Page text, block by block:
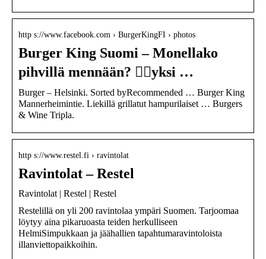
http s://www.facebook.com › BurgerKingFI › photos
Burger King Suomi – Monellako
pihvillä mennään? 👍🏻yksi …
Burger – Helsinki. Sorted byRecommended … Burger King
Mannerheimintie. Liekillä grillatut hampurilaiset … Burgers
& Wine Tripla.
http s://www.restel.fi › ravintolat
Ravintolat – Restel
Ravintolat | Restel | Restel
Restelillä on yli 200 ravintolaa ympäri Suomen. Tarjoomaa
löytyy aina pikaruoasta teiden herkulliseen
HelmiSimpukkaan ja jäähallien tapahtumaravintoloista
illanviettopaikkoihin.